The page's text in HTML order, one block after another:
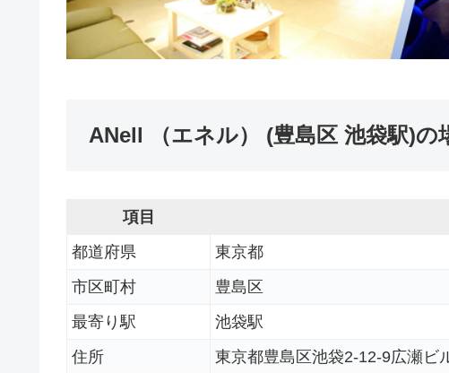
ANell （エネル） (豊島区 池袋駅)の
項目
都道府県
東京都
市区町村
豊島区
最寄り駅
池袋駅
住所
東京都豊島区池袋2-12-9広瀬ビ